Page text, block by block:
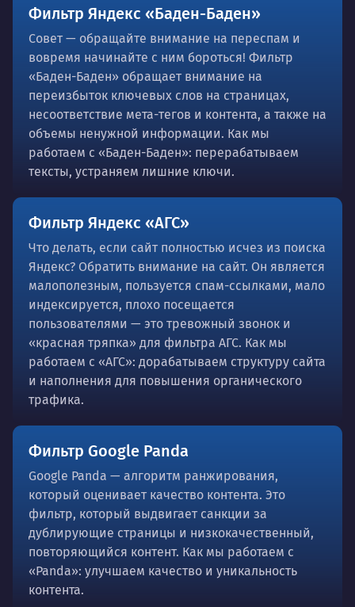
Фильтр Яндекс «Баден-Баден»
Совет — обращайте внимание на переспам и
вовремя начинайте с ним бороться! Фильтр
«Баден-Баден» обращает внимание на
переизбыток ключевых слов на страницах,
несоответствие мета-тегов и контента, а также на
объемы ненужной информации. Как мы
работаем с «Баден-Баден»: перерабатываем
тексты, устраняем лишние ключи.
Фильтр Яндекс «АГС»
Что делать, если сайт полностью исчез из поиска
Яндекс? Обратить внимание на сайт. Он является
малополезным, пользуется спам-ссылками, мало
индексируется, плохо посещается
пользователями — это тревожный звонок и
«красная тряпка» для фильтра АГС. Как мы
работаем с «АГС»: дорабатываем структуру сайта
и наполнения для повышения органического
трафика.
Фильтр Google Panda
Google Panda — алгоритм ранжирования,
который оценивает качество контента. Это
фильтр, который выдвигает санкции за
дублирующие страницы и низкокачественный,
повторяющийся контент. Как мы работаем с
«Panda»: улучшаем качество и уникальность
контента.